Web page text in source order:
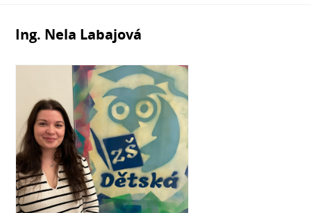
Ing. Nela Labajová